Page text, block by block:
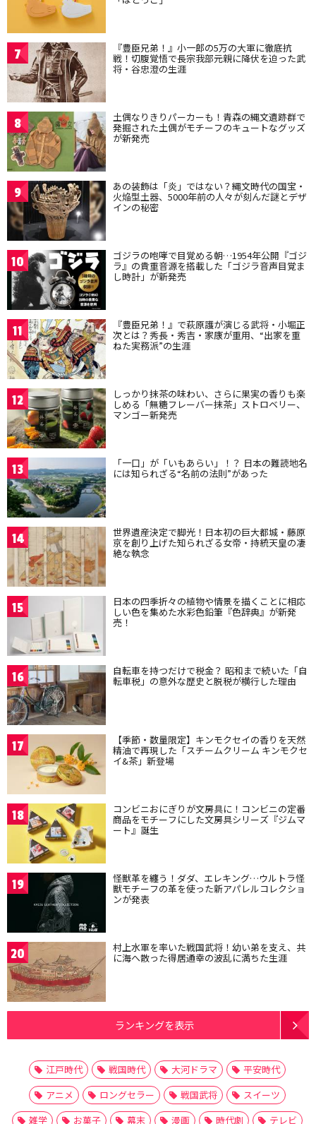
7 『豊臣兄弟！』小一郎の5万の大軍に徹底抗
戦！切腹覚悟で長宗我部元親に降伏を迫った武
将・谷忠澄の生涯
8 土偶なりきりパーカーも！青森の縄文遺跡群で
発掘された土偶がモチーフのキュートなグッズ
が新発売
9 あの装飾は「炎」ではない？縄文時代の国宝・
火焔型土器、5000年前の人々が刻んだ謎とデザ
インの秘密
10 ゴジラの咆哮で目覚める朝…1954年公開『ゴジ
ラ』の貴重音源を搭載した「ゴジラ音声目覚ま
し時計」が新発売
11 『豊臣兄弟！』で萩原護が演じる武将・小堀正
次とは？秀長・秀吉・家康が重用、“出家を重
ねた実務派”の生涯
12 しっかり抹茶の味わい、さらに果実の香りも楽
しめる「無糖フレーバー抹茶」ストロベリー、
マンゴー新発売
13 「一口」が「いもあらい」！？ 日本の難読地名
には知られざる“名前の法則”があった
14 世界遺産決定で脚光！日本初の巨大都城・藤原
京を創り上げた知られざる女帝・持統天皇の凄
絶な執念
15 日本の四季折々の植物や情景を描くことに相応
しい色を集めた水彩色鉛筆『色辞典』が新発
売！
16 自転車を持つだけで税金？ 昭和まで続いた「自
転車税」の意外な歴史と脱税が横行した理由
17 【季節・数量限定】キンモクセイの香りを天然
精油で再現した「スチームクリーム キンモクセ
イ&茶」新登場
18 コンビニおにぎりが文房具に！コンビニの定番
商品をモチーフにした文房具シリーズ『ジムマ
ート』誕生
19 怪獣革を纏う！ダダ、エレキング…ウルトラ怪
獣モチーフの革を使った新アパレルコレクショ
ンが発表
20 村上水軍を率いた戦国武将！幼い弟を支え、共
に海へ散った得居通幸の波乱に満ちた生涯
ランキングを表示
江戸時代 戦国時代 大河ドラマ
平安時代
アニメ
ロングセラー 戦国武将
スイーツ
雑学
お菓子 幕末 漫画 時代劇
テレビ